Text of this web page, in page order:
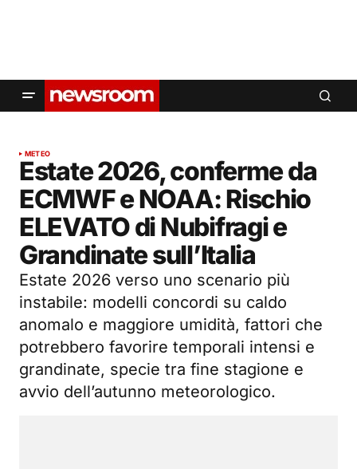
METEO
Estate 2026, conferme da
ECMWF e NOAA: Rischio
ELEVATO di Nubifragi e
Grandinate sull’Italia
Estate 2026 verso uno scenario più
instabile: modelli concordi su caldo
anomalo e maggiore umidità, fattori che
potrebbero favorire temporali intensi e
grandinate, specie tra fine stagione e
avvio dell’autunno meteorologico.